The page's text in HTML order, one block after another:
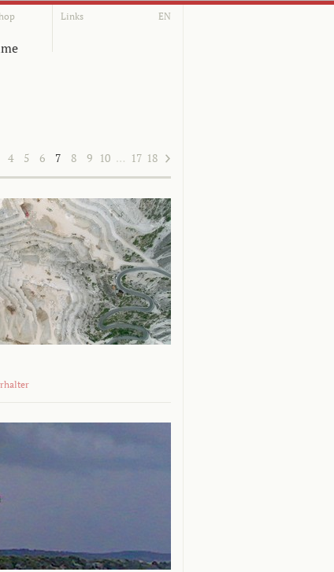
Links EN
4 5 6 7 8 9 10 … 17 18